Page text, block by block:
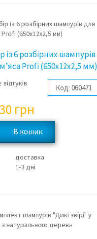
із 6 розбірних шампурів
Profi (650х12х2,5 мм)
Код: 060471
грн
доставка
1‑3 дні
3%